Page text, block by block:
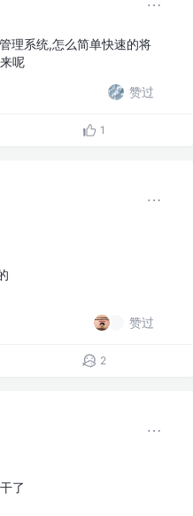
理系统,怎么简单快速的将
呢
赞过
1
赞过
2
了